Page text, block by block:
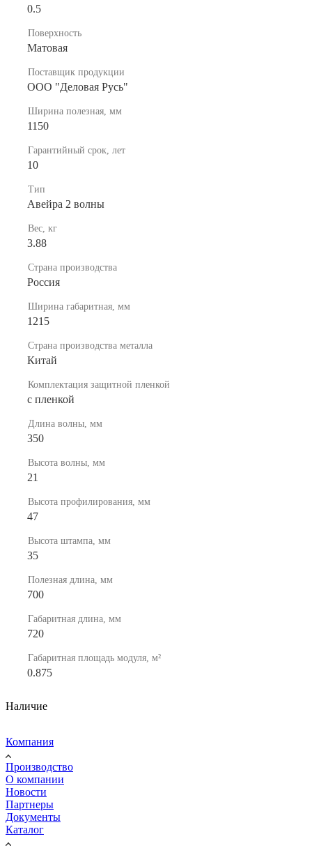
0.5
Поверхность
Матовая
Поставщик продукции
ООО "Деловая Русь"
Ширина полезная, мм
1150
Гарантийный срок, лет
10
Тип
Авейра 2 волны
Вес, кг
3.88
Страна производства
Россия
Ширина габаритная, мм
1215
Страна производства металла
Китай
Комплектация защитной пленкой
с пленкой
Длина волны, мм
350
Высота волны, мм
21
Высота профилирования, мм
47
Высота штампа, мм
35
Полезная длина, мм
700
Габаритная длина, мм
720
Габаритная площадь модуля, м²
0.875
Наличие
Компания
Производство
О компании
Новости
Партнеры
Документы
Каталог